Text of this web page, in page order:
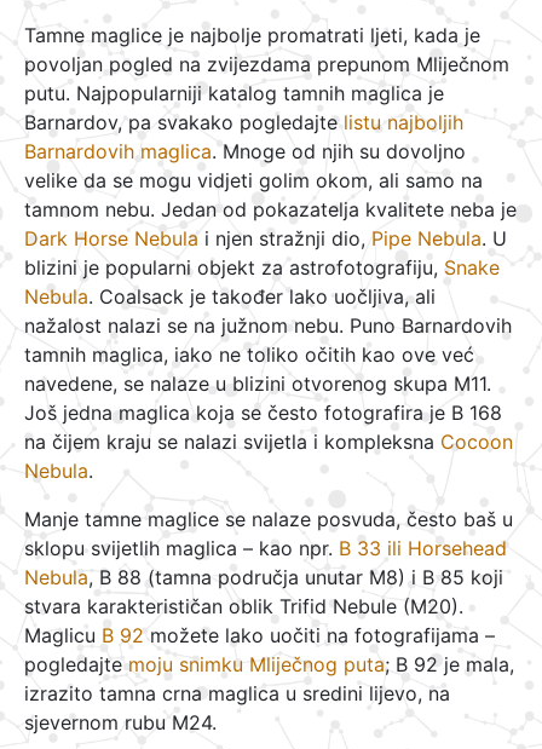
Tamne maglice je najbolje promatrati ljeti, kada je
povoljan pogled na zvijezdama prepunom Mliječnom
putu. Najpopularniji katalog tamnih maglica je
Barnardov, pa svakako pogledajte listu najboljih
Barnardovih maglica. Mnoge od njih su dovoljno
velike da se mogu vidjeti golim okom, ali samo na
tamnom nebu. Jedan od pokazatelja kvalitete neba je
Dark Horse Nebula i njen stražnji dio, Pipe Nebula. U
blizini je popularni objekt za astrofotografiju, Snake
Nebula. Coalsack je također lako uočljiva, ali
nažalost nalazi se na južnom nebu. Puno Barnardovih
tamnih maglica, iako ne toliko očitih kao ove već
navedene, se nalaze u blizini otvorenog skupa M11.
Još jedna maglica koja se često fotografira je B 168
na čijem kraju se nalazi svijetla i kompleksna Cocoon
Nebula.
Manje tamne maglice se nalaze posvuda, često baš u
sklopu svijetlih maglica – kao npr. B 33 ili Horsehead
Nebula, B 88 (tamna područja unutar M8) i B 85 koji
stvara karakterističan oblik Trifid Nebule (M20).
Maglicu B 92 možete lako uočiti na fotografijama –
pogledajte moju snimku Mliječnog puta; B 92 je mala,
izrazito tamna crna maglica u sredini lijevo, na
sjevernom rubu M24.